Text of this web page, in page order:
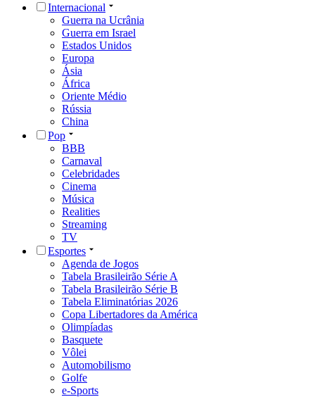
Internacional
Guerra na Ucrânia
Guerra em Israel
Estados Unidos
Europa
Ásia
África
Oriente Médio
Rússia
China
Pop
BBB
Carnaval
Celebridades
Cinema
Música
Realities
Streaming
TV
Esportes
Agenda de Jogos
Tabela Brasileirão Série A
Tabela Brasileirão Série B
Tabela Eliminatórias 2026
Copa Libertadores da América
Olimpíadas
Basquete
Vôlei
Automobilismo
Golfe
e-Sports